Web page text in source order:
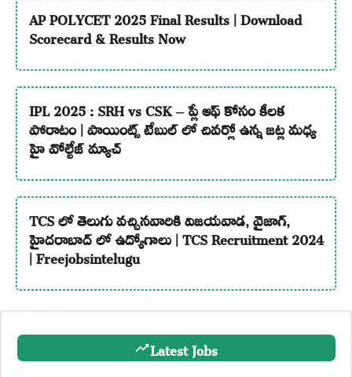
AP POLYCET 2025 Final Results | Download
Scorecard & Results Now
IPL 2025 : SRH vs CSK – ప్లే ఆఫ్ కోసం కీలక
పోరాటం | పాయింట్స్ టేబుల్ లో చివర్లో ఉన్న జట్ల మధ్య
హై వోల్టేజ్ మ్యాచ్
TCS లో తెలుగు వచ్చినవారికి విజయవాడ, వైజాగ్,
హైదరాబాద్ లో ఉద్యోగాలు | TCS Recruitment 2024
| Freejobsintelugu
Latest Jobs